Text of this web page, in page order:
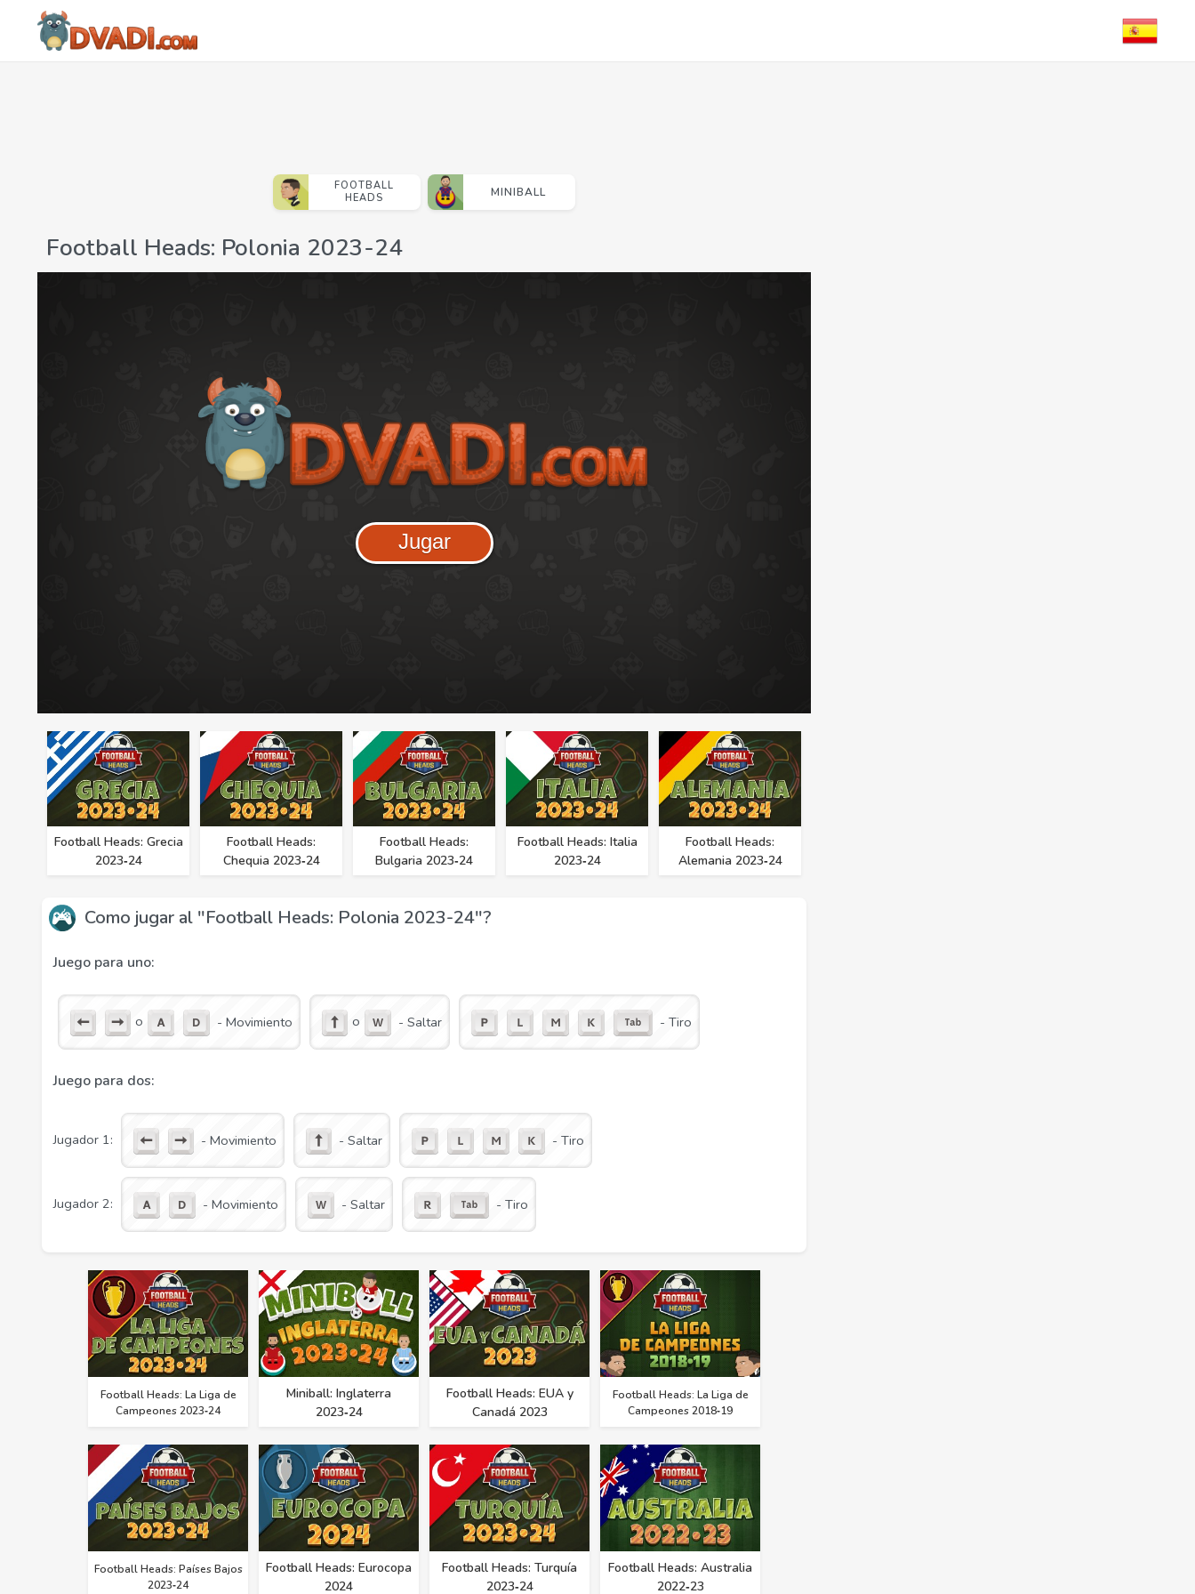
FOOTBALL
HEADS
MINIBALL
Football Heads: Polonia 2023-24
Jugar
Football Heads: Grecia
2023‑24
Football Heads:
Chequia 2023‑24
Football Heads:
Bulgaria 2023‑24
Football Heads: Italia
2023‑24
Football Heads:
Alemania 2023‑24
Como jugar al "Football Heads: Polonia 2023-24"?
Juego para uno:
o - Movimiento o - Saltar - Tiro
Juego para dos:
Jugador 1: - Movimiento - Saltar - Tiro
Jugador 2: - Movimiento - Saltar - Tiro
Football Heads: La Liga de
Campeones 2023‑24
Miniball: Inglaterra
2023‑24
Football Heads: EUA y
Canadá 2023
Football Heads: La Liga de
Campeones 2018‑19
Football Heads: Países Bajos
2023‑24
Football Heads: Eurocopa
2024
Football Heads: Turquía
2023‑24
Football Heads: Australia
2022‑23